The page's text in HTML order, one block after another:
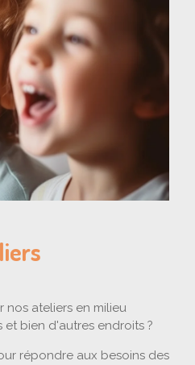
nos ateliers en milieu
bien d'autres endroits ?
répondre aux besoins des